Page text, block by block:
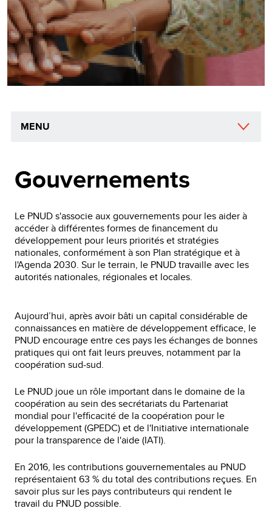
MENU
Gouvernements
Le PNUD s'associe aux gouvernements pour les aider à
accéder à différentes formes de financement du
développement pour leurs priorités et stratégies
nationales, conformément à son Plan stratégique et à
l'Agenda 2030. Sur le terrain, le PNUD travaille avec les
autorités nationales, régionales et locales.
Aujourd’hui, après avoir bâti un capital considérable de
connaissances en matière de développement efficace, le
PNUD encourage entre ces pays les échanges de bonnes
pratiques qui ont fait leurs preuves, notamment par la
coopération sud-sud.
Le PNUD joue un rôle important dans le domaine de la
coopération au sein des secrétariats du Partenariat
mondial pour l'efficacité de la coopération pour le
développement (GPEDC) et de l'Initiative internationale
pour la transparence de l'aide (IATI).
En 2016, les contributions gouvernementales au PNUD
représentaient 63 % du total des contributions reçues. En
savoir plus sur les pays contributeurs qui rendent le
travail du PNUD possible.